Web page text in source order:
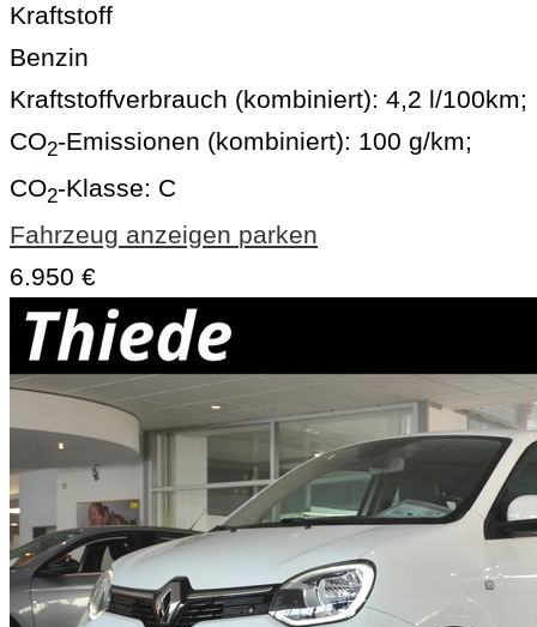
Kraftstoff
Benzin
Kraftstoffverbrauch (kombiniert): 4,2 l/100km;
CO2-Emissionen (kombiniert): 100 g/km;
CO2-Klasse: C
Fahrzeug anzeigen parken
6.950 €